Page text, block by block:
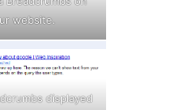
website.
displayed